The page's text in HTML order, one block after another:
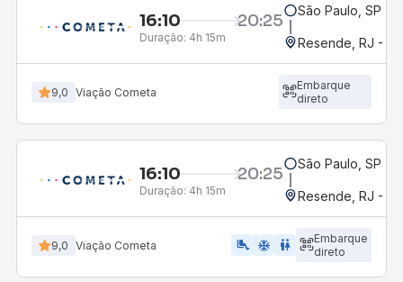
16:10 20:25
Duração: 4h 15m
São Paulo, SP -
Resende, RJ -
9,0 Viação Cometa
Embarque
direto
16:10 20:25
Duração: 4h 15m
São Paulo, SP -
Resende, RJ -
9,0 Viação Cometa airline_seat_legroom_extra ac_unit wc
Embarque
direto